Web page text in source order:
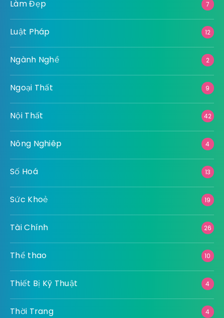
Làm Đẹp 7
Luật Pháp 12
Ngành Nghề 2
Ngoại Thất 9
Nội Thất 42
Nông Nghiêp 4
Số Hoá 13
Sức Khoẻ 19
Tài Chính 26
Thể thao 10
Thiết Bị Kỹ Thuật 4
Thời Trang 4